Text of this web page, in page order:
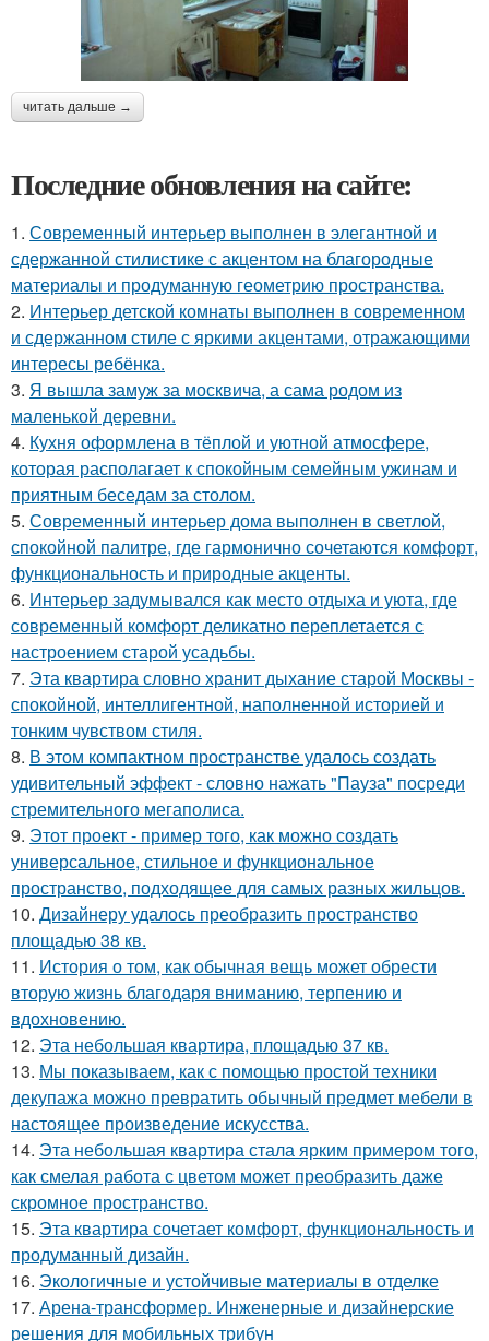
читать дальше →
Последние обновления на сайте:
1. Современный интерьер выполнен в элегантной и
сдержанной стилистике с акцентом на благородные
материалы и продуманную геометрию пространства.
2. Интерьер детской комнаты выполнен в современном
и сдержанном стиле с яркими акцентами, отражающими
интересы ребёнка.
3. Я вышла замуж за москвича, а сама родом из
маленькой деревни.
4. Кухня оформлена в тёплой и уютной атмосфере,
которая располагает к спокойным семейным ужинам и
приятным беседам за столом.
5. Современный интерьер дома выполнен в светлой,
спокойной палитре, где гармонично сочетаются комфорт,
функциональность и природные акценты.
6. Интерьер задумывался как место отдыха и уюта, где
современный комфорт деликатно переплетается с
настроением старой усадьбы.
7. Эта квартира словно хранит дыхание старой Москвы -
спокойной, интеллигентной, наполненной историей и
тонким чувством стиля.
8. В этом компактном пространстве удалось создать
удивительный эффект - словно нажать "Пауза" посреди
стремительного мегаполиса.
9. Этот проект - пример того, как можно создать
универсальное, стильное и функциональное
пространство, подходящее для самых разных жильцов.
10. Дизайнеру удалось преобразить пространство
площадью 38 кв.
11. История о том, как обычная вещь может обрести
вторую жизнь благодаря вниманию, терпению и
вдохновению.
12. Эта небольшая квартира, площадью 37 кв.
13. Мы показываем, как с помощью простой техники
декупажа можно превратить обычный предмет мебели в
настоящее произведение искусства.
14. Эта небольшая квартира стала ярким примером того,
как смелая работа с цветом может преобразить даже
скромное пространство.
15. Эта квартира сочетает комфорт, функциональность и
продуманный дизайн.
16. Экологичные и устойчивые материалы в отделке
17. Арена-трансформер. Инженерные и дизайнерские
решения для мобильных трибун